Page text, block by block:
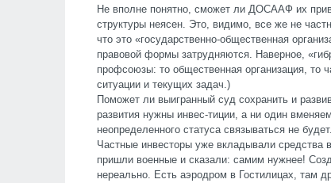
Не вполне понятно, сможет ли ДОСААФ их
структуры неясен. Это, видимо, все же не
что это «государственно-общественная
правовой формы затрудняются. Наверное,
профсоюзы: то общественная организация, то
ситуации и текущих задач.)
Поможет ли выигранный суд сохранить и
развития нужны инвес-тиции, а ни один
неопределенного статуса связываться не будет.
Частные инвесторы уже вкладывали
пришли военные и сказали: самим нужнее!
нереально. Есть аэродром в Гостилицах, там